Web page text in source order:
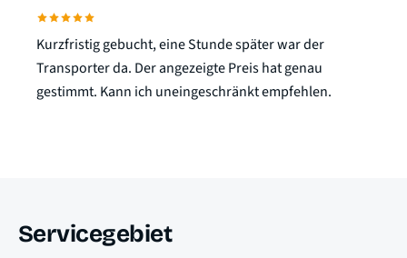
Kurzfristig gebucht, eine Stunde später war der
Transporter da. Der angezeigte Preis hat genau
gestimmt. Kann ich uneingeschränkt empfehlen.
Servicegebiet